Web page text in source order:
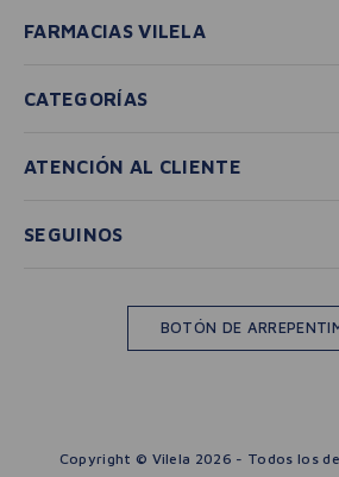
FARMACIAS VILELA
CATEGORÍAS
ATENCIÓN AL CLIENTE
SEGUINOS
BOTÓN DE
Copyright © Vilela 2026 - Todos los